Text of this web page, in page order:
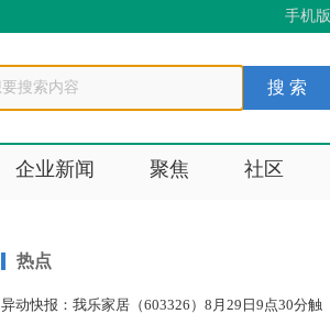
手机版
企业新闻 聚焦 社区
热点
异动快报：我乐家居（603326）8月29日9点30分触